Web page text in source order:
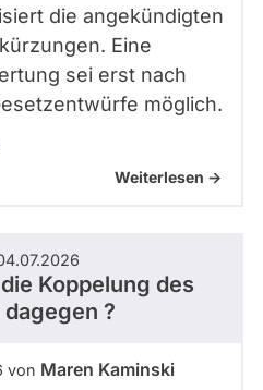
die angekündigten
Eine
sei erst nach
möglich.
Weiterlesen ->
Koppelung des
?
von Maren Kaminski